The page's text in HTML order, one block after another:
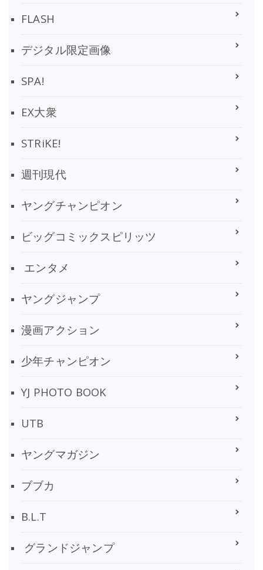
FLASH
デジタル限定画像
SPA!
EX大衆
STRiKE!
週刊現代
ヤングチャンピオン
ビッグコミックスピリッツ
エンタメ
ヤングジャンプ
漫画アクション
少年チャンピオン
YJ PHOTO BOOK
UTB
ヤングマガジン
ブブカ
B.L.T
グランドジャンプ